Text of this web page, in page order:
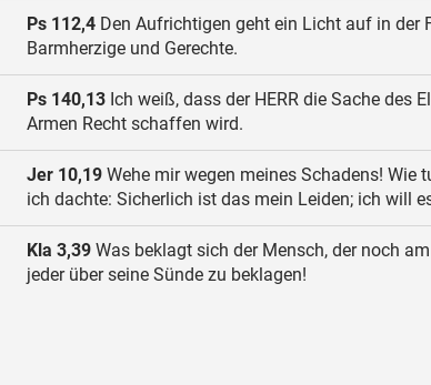
Ps 112,4 Den Aufrichtigen geht ein Licht auf in der
Barmherzige und Gerechte.
Ps 140,13 Ich weiß, dass der HERR die Sache des
Armen Recht schaffen wird.
Jer 10,19 Wehe mir wegen meines Schadens! Wie
ich dachte: Sicherlich ist das mein Leiden; ich will
Kla 3,39 Was beklagt sich der Mensch, der noch
jeder über seine Sünde zu beklagen!